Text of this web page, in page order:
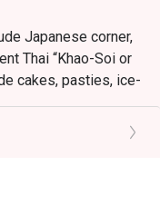
ต์ Eatigo เลือกเวลา
ำหรับค่าอาหาร
Japanese corner,
Thai “Khao-Soi or
cakes, pasties, ice-
Tiger prawns,
hot carving “beef